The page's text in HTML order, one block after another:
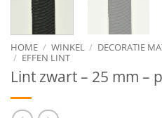
HOME / WINKEL / DECORATIE
/ EFFEN LINT
Lint zwart – 25 mm –